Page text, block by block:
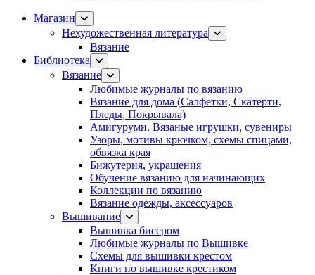
Магазин
Нехудожественная литература
Вязание
Библиотека
Вязание
Любимые журналы по вязанию
Вязание для дома (Салфетки, Скатерти,
Пледы, Покрывала)
Амигуруми. Вязаные игрушки, сувениры
Узоры, мотивы крючком, схемы спицами,
обвязка края
Бижутерия, украшения
Обучение вязанию для начинающих
Коллекции по вязанию
Вязание одежды, аксессуаров
Вышивание
Вышивка бисером
Любимые журналы по Вышивке
Схемы для вышивки крестом
Книги по вышивке крестиком